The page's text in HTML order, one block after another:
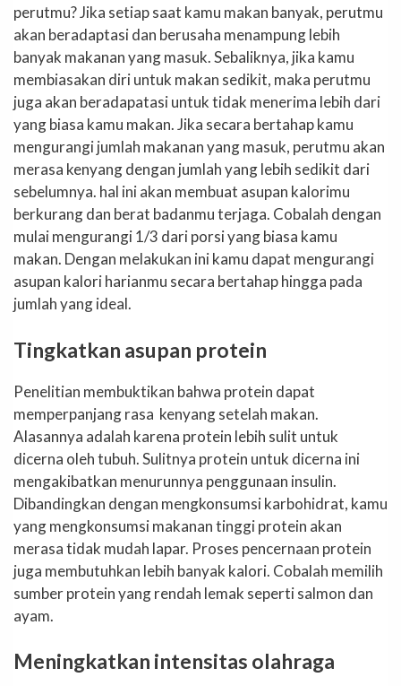
perutmu? Jika setiap saat kamu makan banyak, perutmu
akan beradaptasi dan berusaha menampung lebih
banyak makanan yang masuk. Sebaliknya, jika kamu
membiasakan diri untuk makan sedikit, maka perutmu
juga akan beradapatasi untuk tidak menerima lebih dari
yang biasa kamu makan. Jika secara bertahap kamu
mengurangi jumlah makanan yang masuk, perutmu akan
merasa kenyang dengan jumlah yang lebih sedikit dari
sebelumnya. hal ini akan membuat asupan kalorimu
berkurang dan berat badanmu terjaga. Cobalah dengan
mulai mengurangi 1/3 dari porsi yang biasa kamu
makan. Dengan melakukan ini kamu dapat mengurangi
asupan kalori harianmu secara bertahap hingga pada
jumlah yang ideal.
Tingkatkan asupan protein
Penelitian membuktikan bahwa protein dapat
memperpanjang rasa kenyang setelah makan.
Alasannya adalah karena protein lebih sulit untuk
dicerna oleh tubuh. Sulitnya protein untuk dicerna ini
mengakibatkan menurunnya penggunaan insulin.
Dibandingkan dengan mengkonsumsi karbohidrat, kamu
yang mengkonsumsi makanan tinggi protein akan
merasa tidak mudah lapar. Proses pencernaan protein
juga membutuhkan lebih banyak kalori. Cobalah memilih
sumber protein yang rendah lemak seperti salmon dan
ayam.
Meningkatkan intensitas olahraga